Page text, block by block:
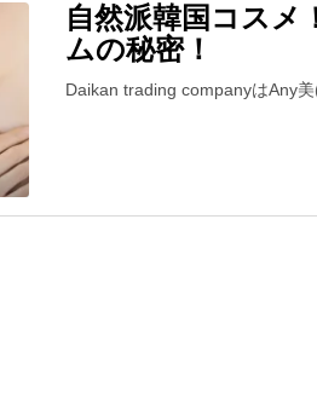
自然派韓国コス
ムの秘密！
Daikan trading companyはAny